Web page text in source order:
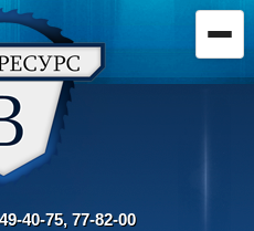
40-75, 77-82-00